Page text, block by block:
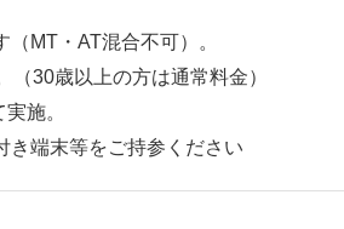
MT・AT混合不可）。
30歳以上の方は通常料金）
施。
き端末等をご持参ください